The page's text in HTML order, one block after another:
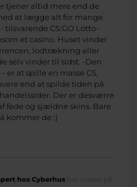
tjener altid mere end de
at lægge alt for mange
CS:GO Lotto-
et casino. Huset vinder
lodtrækning eller
selv vinder til sidst. -Den
at spille en masse CS,
end at spilde tiden på
Der er desværre
fede og sjældne skins. Bare
kommer de :)
hos Cyberhus har svaret på